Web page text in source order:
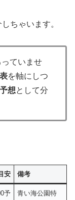
ちゃいます。
ていませ
を軸にしつ
想として分
安 備考
予
青い海公園特